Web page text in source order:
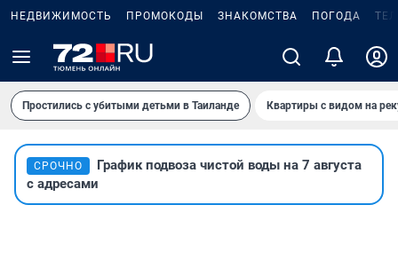
НЕДВИЖИМОСТЬ ПРОМОКОДЫ ЗНАКОМСТВА ПОГОДА
Простились с убитыми детьми в Таиланде Квартиры с видом на
СРОЧНО
График подвоза чистой воды на 7 августа
с адресами